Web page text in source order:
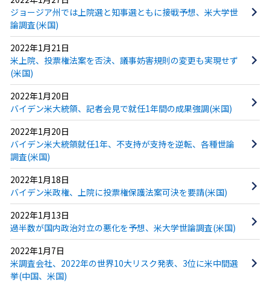
ジョージア州では上院選と知事選ともに接戦予想、米大学世
論調査(米国)
2022年1月21日
米上院、投票権法案を否決、議事妨害規則の変更も実現せず
(米国)
2022年1月20日
バイデン米大統領、記者会見で就任1年間の成果強調(米国)
2022年1月20日
バイデン米大統領就任1年、不支持が支持を逆転、各種世論
調査(米国)
2022年1月18日
バイデン米政権、上院に投票権保護法案可決を要請(米国)
2022年1月13日
過半数が国内政治対立の悪化を予想、米大学世論調査(米国)
2022年1月7日
米調査会社、2022年の世界10大リスク発表、3位に米中間選
挙(中国、米国)